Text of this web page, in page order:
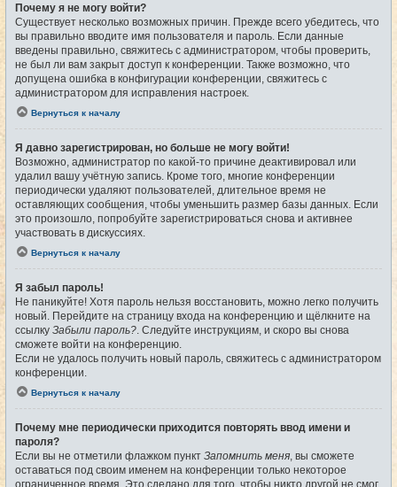
Почему я не могу войти?
Существует несколько возможных причин. Прежде всего убедитесь, что
вы правильно вводите имя пользователя и пароль. Если данные
введены правильно, свяжитесь с администратором, чтобы проверить,
не был ли вам закрыт доступ к конференции. Также возможно, что
допущена ошибка в конфигурации конференции, свяжитесь с
администратором для исправления настроек.
Вернуться к началу
Я давно зарегистрирован, но больше не могу войти!
Возможно, администратор по какой-то причине деактивировал или
удалил вашу учётную запись. Кроме того, многие конференции
периодически удаляют пользователей, длительное время не
оставляющих сообщения, чтобы уменьшить размер базы данных. Если
это произошло, попробуйте зарегистрироваться снова и активнее
участвовать в дискуссиях.
Вернуться к началу
Я забыл пароль!
Не паникуйте! Хотя пароль нельзя восстановить, можно легко получить
новый. Перейдите на страницу входа на конференцию и щёлкните на
ссылку Забыли пароль? . Следуйте инструкциям, и скоро вы снова
сможете войти на конференцию.
Если не удалось получить новый пароль, свяжитесь с администратором
конференции.
Вернуться к началу
Почему мне периодически приходится повторять ввод имени и
пароля?
Если вы не отметили флажком пункт Запомнить меня , вы сможете
оставаться под своим именем на конференции только некоторое
ограниченное время. Это сделано для того, чтобы никто другой не смог